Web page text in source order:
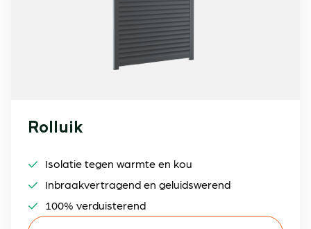
Rolluik
Isolatie tegen warmte en kou
Inbraakvertragend en geluidswerend
100% verduisterend